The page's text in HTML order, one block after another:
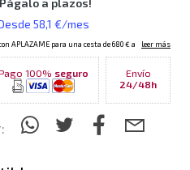
100% seguro
Envío
24/48h